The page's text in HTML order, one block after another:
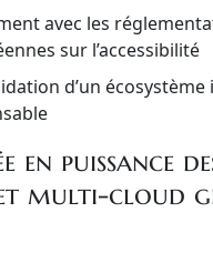
avec les
sur l’accessibilité
d’un
en puissance
multi-cloud